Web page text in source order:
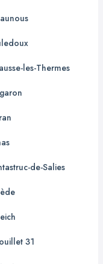
les-Thermes
de-Salies
31